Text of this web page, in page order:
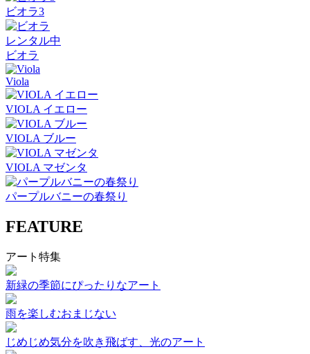
ビオラ3
レンタル中
ビオラ
Viola
VIOLA イエロー
VIOLA ブルー
VIOLA マゼンタ
パープルバニーの春祭り
FEATURE
アート特集
新緑の季節にぴったりなアート
雨を楽しむおまじない
じめじめ気分を吹き飛ばす、光のアート